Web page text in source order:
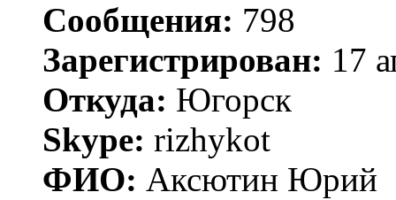
Сообщения: 798
Зарегистрирован: 17
Откуда: Югорск
Skype: rizhykot
ФИО: Аксютин Юрий